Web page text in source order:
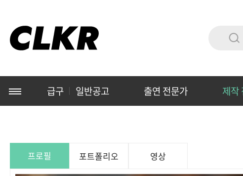
급구 일반공고 출연 전문가 제작
프로필 포트폴리오 영상